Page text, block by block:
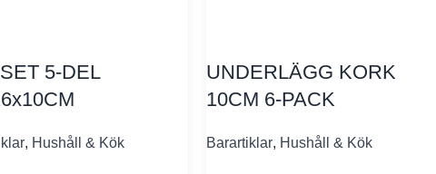
5-DEL
, Hushåll & Kök
UNDERLÄGG KORK
10CM 6-PACK
Barartiklar, Hushåll & Kök